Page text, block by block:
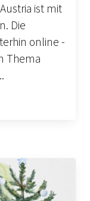
ist mit
Die
online -
Thema